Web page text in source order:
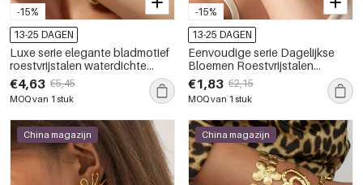
-15%
13-25 DAGEN
Luxe serie elegante bladmotief
roestvrijstalen waterdichte
sieradensets met goudkleurige
zirkonia voor dames
€4,63 €5,45
MOQ van 1 stuk
-15%
13-25 DAGEN
Eenvoudige serie Dagelijkse
Bloemen Roestvrijstalen
Waterdichte Goudkleurige
Dames Sieradensets
€1,83 €2,15
MOQ van 1 stuk
China magazijn China magazijn